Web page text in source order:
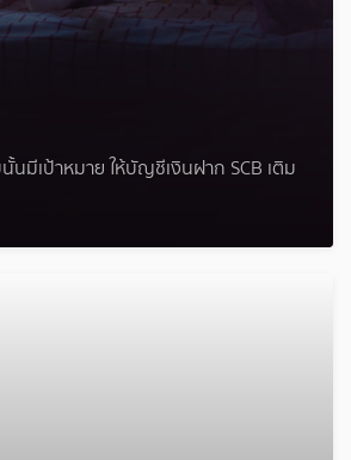
นมีเป้าหมาย ให้บัญชีเงินฝาก SCB เติม